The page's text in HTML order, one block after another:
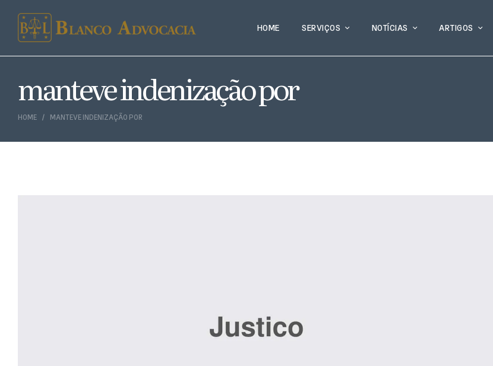
HOME SERVIÇOS NOTÍCIAS ARTIGOS
HOME MANTEVE INDENIZAÇÃO POR
manteve indenização por